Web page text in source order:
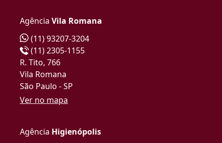
Agência Vila Romana
(11) 93207-3204
(11) 2305-1155
R. Tito, 766
Vila Romana
São Paulo - SP
Ver no mapa
Agência Higienópolis